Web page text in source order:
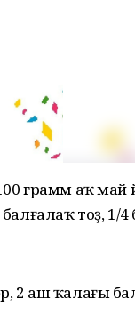
грамм аҡ май
тоҙ, 1/
2 аш ҡалағы